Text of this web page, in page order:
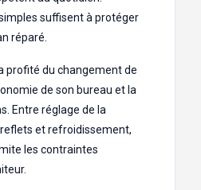
suffisent à protéger
réparé.
profité du changement de
de son bureau et la
Entre réglage de la
et refroidissement,
les contraintes